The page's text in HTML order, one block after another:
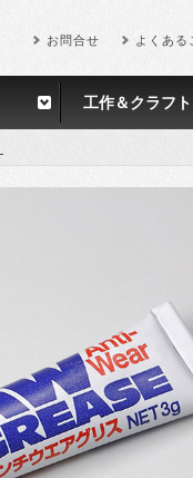
お問合せ よくある
工作＆クラフト